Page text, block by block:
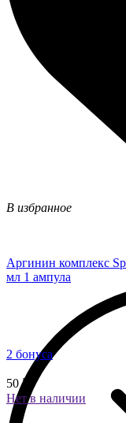
В избранное
Аргинин комплекс
мл 1 ампула
2 бонуса
50 ₽
Нет в наличии